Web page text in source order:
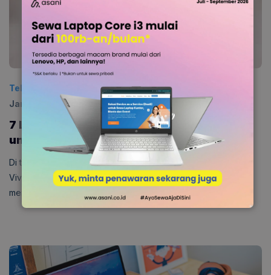
Teknologi Diposting:15 Januari 2026
Januari 2026
7 Laptop Asus Vivobook Terbaru 2026
untuk Semua Kebutuhan!
Di tahun 2026, terdapat berbagai pilihan Laptop Asus
Vivobook yang memiliki performa mumpuni. Sebelum
memutuskan membeli, cek pilihanya dulu di sini!